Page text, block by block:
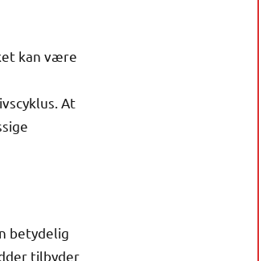
kan være
At
betydelig
tilbyder